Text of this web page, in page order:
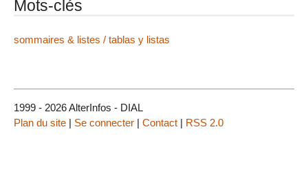
Mots-clés
sommaires & listes / tablas y listas
1999 - 2026 AlterInfos - DIAL
Plan du site | Se connecter | Contact | RSS 2.0